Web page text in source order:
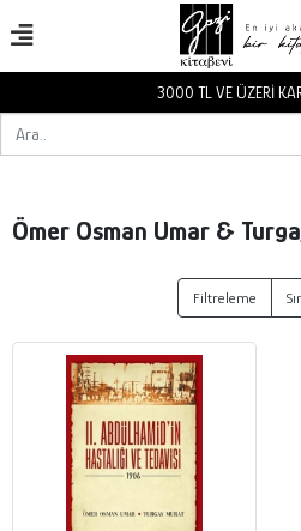
3000 TL VE ÜZERİ
Ömer Osman Umar &
Filtreleme